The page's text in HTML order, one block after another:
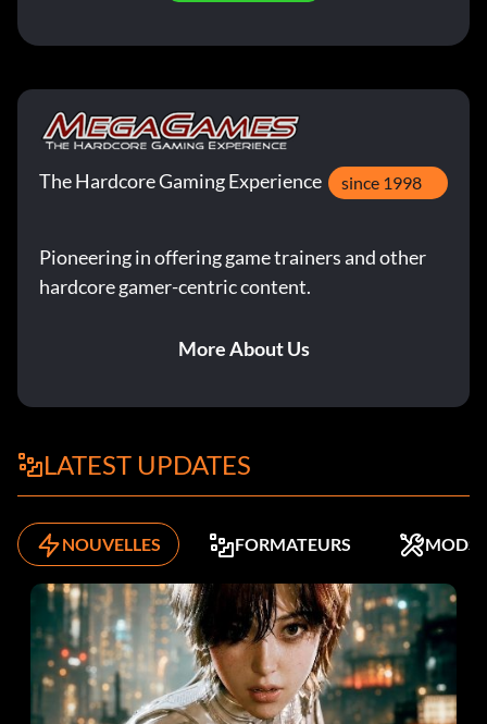
The Hardcore Gaming Experience since 1998
Pioneering in offering game trainers and other
hardcore gamer-centric content.
More About Us
LATEST UPDATES
NOUVELLES FORMATEURS MODS